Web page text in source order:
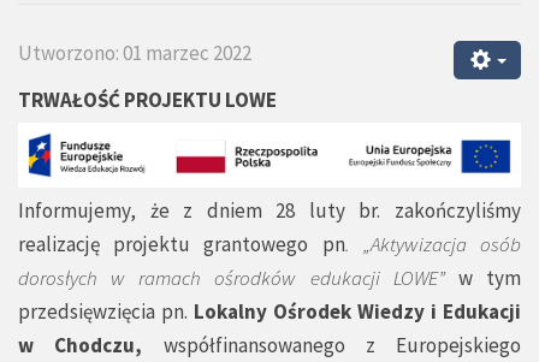
Utworzono: 01 marzec 2022
TRWAŁOŚĆ PROJEKTU LOWE
Informujemy, że z dniem 28 luty br. zakończyliśmy
realizację projektu grantowego pn. „Aktywizacja osób
dorosłych w ramach ośrodków edukacji LOWE”w tym
przedsięwzięcia pn. Lokalny Ośrodek Wiedzy i Edukacji
w Chodczu, współfinansowanego z Europejskiego